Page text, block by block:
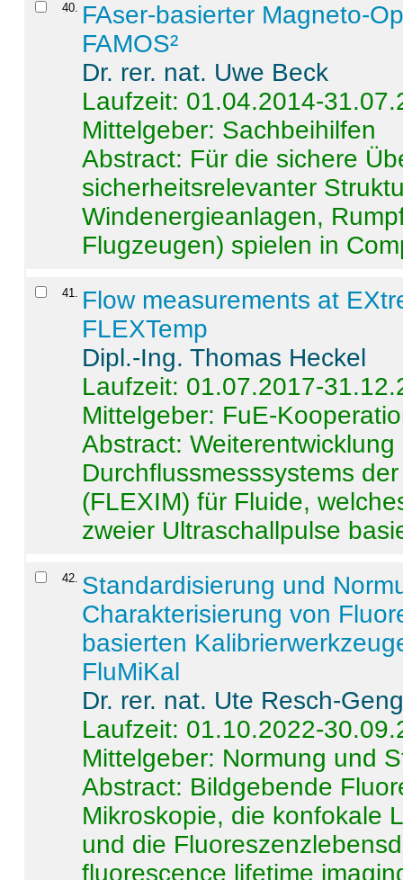
40. FAser-basierter Magneto-
FAMOS²
Dr. rer. nat. Uwe Beck
Laufzeit: 01.04.2014-
Mittelgeber: Sachbeihilfen
Abstract: Für die sichere
sicherheitsrelevanter
Windenergieanlagen,
Flugzeugen) spielen in
41. Flow measurements at
FLEXTemp
Dipl.-Ing. Thomas Heckel
Laufzeit: 01.07.2017-
Mittelgeber: FuE-
Abstract:
Durchflussmesssystems
(FLEXIM) für Fluide,
zweier Ultraschallpulse
42. Standardisierung und
Charakterisierung von
basierten
FluMiKal
Dr. rer. nat. Ute Resch-
Laufzeit: 01.10.2022-
Mittelgeber: Normung und
Abstract: Bildgebende
Mikroskopie, die konfokale
und die
fluorescence lifetime